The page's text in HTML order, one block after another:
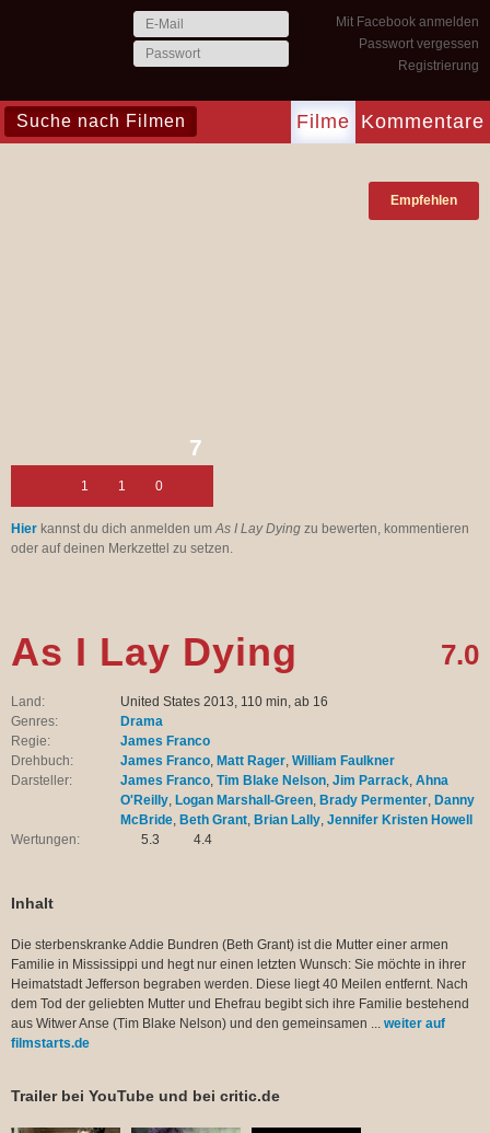
Mit Facebook anmelden
Passwort vergessen
Registrierung
Kommentare
Filme
7
1 1 0
Empfehlen
Hier kannst du dich anmelden umAs I Lay Dying zu bewerten, kommentieren
oder auf deinen Merkzettel zu setzen.
7.0
As I Lay Dying
Land:
United States 2013, 110 min, ab 16
Genres:
Drama
Regie:
James Franco
Drehbuch:
James Franco, Matt Rager, William Faulkner
Darsteller:
James Franco, Tim Blake Nelson, Jim Parrack, Ahna
O'Reilly, Logan Marshall-Green, Brady Permenter, Danny
McBride, Beth Grant, Brian Lally, Jennifer Kristen Howell
Wertungen:
5.3 4.4
Inhalt
Die sterbenskranke Addie Bundren (Beth Grant) ist die Mutter einer armen
Familie in Mississippi und hegt nur einen letzten Wunsch: Sie möchte in ihrer
Heimatstadt Jefferson begraben werden. Diese liegt 40 Meilen entfernt. Nach
dem Tod der geliebten Mutter und Ehefrau begibt sich ihre Familie bestehend
aus Witwer Anse (Tim Blake Nelson) und den gemeinsamen ... weiter auf
filmstarts.de
Trailer bei YouTube und bei critic.de